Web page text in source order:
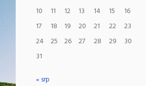
10
11 12 13 14 15
16
17
18 19 20 21 22
23
24
25 26 27 28 29
30
31
« srp